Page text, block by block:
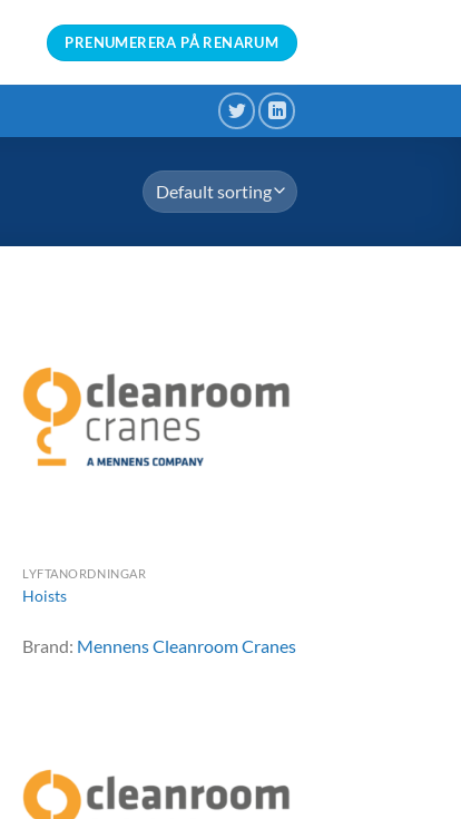
PRENUMERERA PÅ RENARUM
LYFTANORDNINGAR
Hoists
Brand: Mennens Cleanroom Cranes